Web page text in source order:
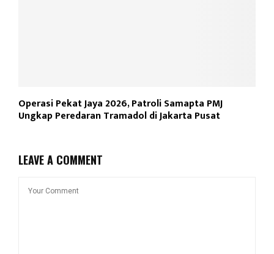
Operasi Pekat Jaya 2026, Patroli Samapta PMJ
Ungkap Peredaran Tramadol di Jakarta Pusat
LEAVE A COMMENT